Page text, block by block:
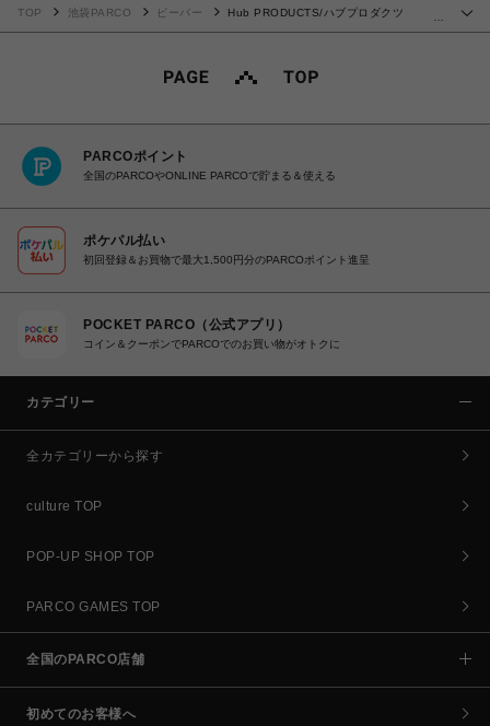
TOP 池袋PARCO ビーバー
Hub PRODUCTS/ハブプロダクツ
PARCOポイント
全国のPARCOやONLINE PARCOで貯まる＆使える
ポケパル払い
初回登録＆お買物で最大1,500円分のPARCOポイント進呈
POCKET PARCO（公式アプリ）
コイン＆クーポンでPARCOでのお買い物がオトクに
カテゴリー
全カテゴリーから探す
culture TOP
POP-UP SHOP TOP
PARCO GAMES TOP
全国のPARCO店舗
初めてのお客様へ